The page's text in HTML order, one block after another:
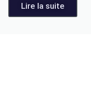
Lire la suite